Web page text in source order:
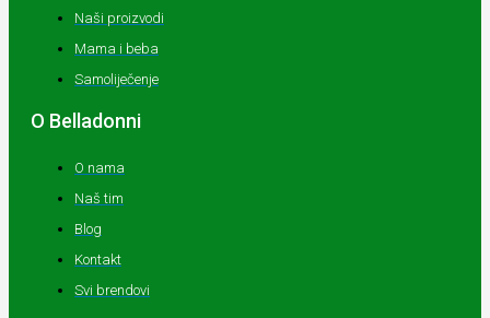
Naši proizvodi
Mama i beba
Samoliječenje
O Belladonni
O nama
Naš tim
Blog
Kontakt
Svi brendovi